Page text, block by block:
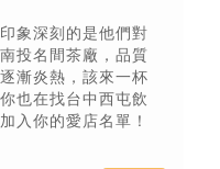
象深刻的是他們對
投名間茶廠，品質
漸炎熱，該來一杯
也在找台中西屯飲
入你的愛店名單！